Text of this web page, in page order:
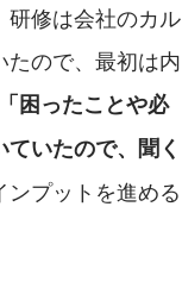
研修は会社のカル
ので、最初は内
「困ったことや必
いたので、聞く
プットを進める